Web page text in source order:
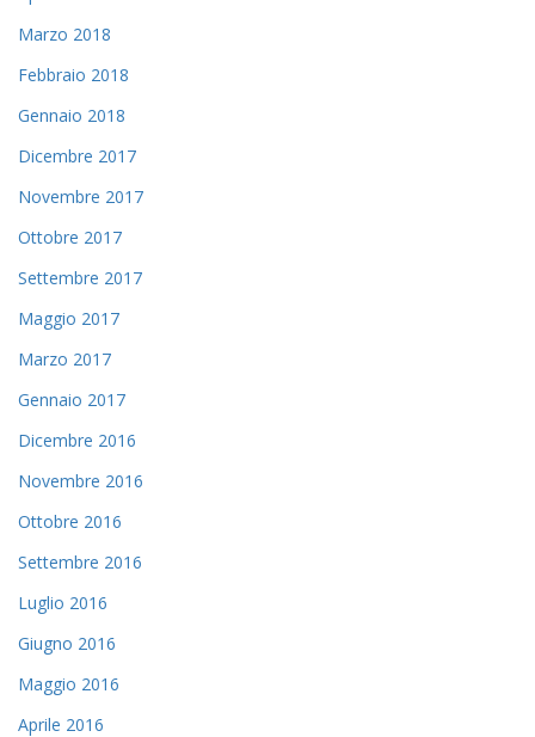
Marzo 2018
Febbraio 2018
Gennaio 2018
Dicembre 2017
Novembre 2017
Ottobre 2017
Settembre 2017
Maggio 2017
Marzo 2017
Gennaio 2017
Dicembre 2016
Novembre 2016
Ottobre 2016
Settembre 2016
Luglio 2016
Giugno 2016
Maggio 2016
Aprile 2016